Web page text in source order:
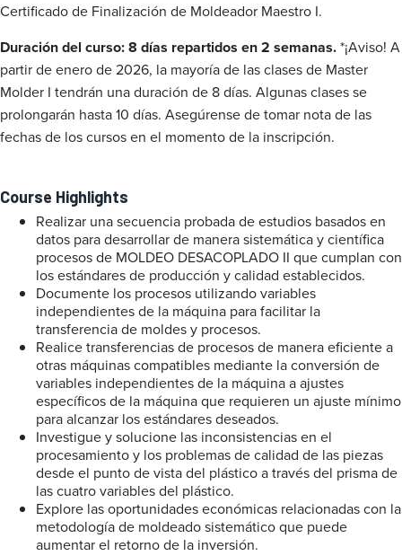
Certificado de Finalización de Moldeador Maestro I.
Duración del curso: 8 días repartidos en 2 semanas.*¡Aviso! A
partir de enero de 2026, la mayoría de las clases de Master
Molder I tendrán una duración de 8 días. Algunas clases se
prolongarán hasta 10 días. Asegúrense de tomar nota de las
fechas de los cursos en el momento de la inscripción.
Course Highlights
Realizar una secuencia probada de estudios basados en
datos para desarrollar de manera sistemática y científica
procesos de MOLDEO DESACOPLADO II que cumplan con
los estándares de producción y calidad establecidos.
Documente los procesos utilizando variables
independientes de la máquina para facilitar la
transferencia de moldes y procesos.
Realice transferencias de procesos de manera eficiente a
otras máquinas compatibles mediante la conversión de
variables independientes de la máquina a ajustes
específicos de la máquina que requieren un ajuste mínimo
para alcanzar los estándares deseados.
Investigue y solucione las inconsistencias en el
procesamiento y los problemas de calidad de las piezas
desde el punto de vista del plástico a través del prisma de
las cuatro variables del plástico.
Explore las oportunidades económicas relacionadas con la
metodología de moldeado sistemático que puede
aumentar el retorno de la inversión.